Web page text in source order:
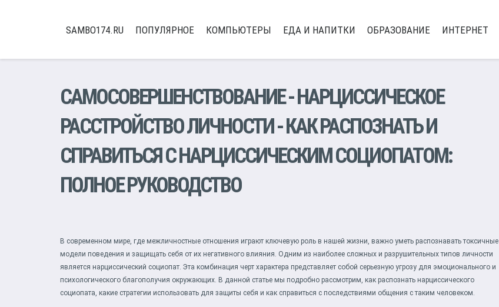
SAMBO174.RU ПОПУЛЯРНОЕ КОМПЬЮТЕРЫ ЕДА И НАПИТКИ ОБРАЗОВАНИЕ ИНТЕРНЕТ
САМОСОВЕРШЕНСТВОВАНИЕ-НАРЦИССИЧЕСКОЕ
РАССТРОЙСТВО ЛИЧНОСТИ- КАК РАСПОЗНАТЬ И
СПРАВИТЬСЯ С НАРЦИССИЧЕСКИМ СОЦИОПАТОМ:
ПОЛНОЕ РУКОВОДСТВО
В современном мире, где межличностные отношения играют ключевую роль в нашей жизни, важно уметь распознавать токсичные
модели поведения и защищать себя от их негативного влияния. Одним из наиболее сложных и разрушительных типов личности
является нарциссический социопат. Эта комбинация черт характера представляет собой серьезную угрозу для эмоционального и
психологического благополучия окружающих. В данной статье мы подробно рассмотрим, как распознать нарциссического
социопата, какие стратегии использовать для защиты себя и как справиться с последствиями общения с таким человеком.